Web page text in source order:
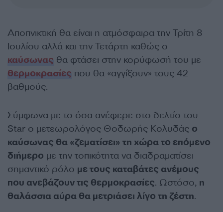
Αποπνικτική θα είναι η ατμόσφαιρα την Τρίτη 8
Ιουλίου αλλά και την Τετάρτη καθώς ο
καύσωνας θα φτάσει στην κορύφωσή του με
θερμοκρασίες που θα «αγγίξουν» τους 42
βαθμούς.
Σύμφωνα με το όσα ανέφερε στο δελτίο του
Star ο μετεωρολόγος Θοδωρής Κολυδάς ο
καύσωνας θα «ζεματίσει» τη χώρα το επόμενο
διήμερο με την τοπικότητα να διαδραματίσει
σημαντικό ρόλο με τους καταβάτες ανέμους
που ανεβάζουν τις θερμοκρασίες. Ωστόσο, η
θαλάσσια αύρα θα μετριάσει λίγο τη ζέστη.